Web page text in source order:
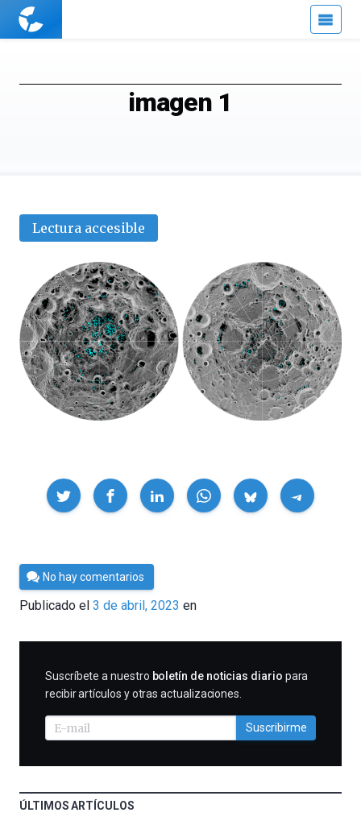
Cuaderno
imagen 1
Lectura accesible
Compartir
Por
César
Tomé
No hay comentarios
Publicado el 3 de abril, 2023 en
SUSCRIBIRME
Suscríbete a nuestro boletín de noticias diario para
recibir artículos y otras actualizaciones.
Suscribirme
ÚLTIMOS ARTÍCULOS